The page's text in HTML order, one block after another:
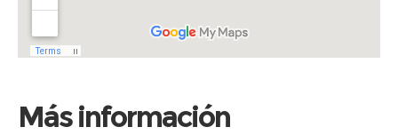
Más información